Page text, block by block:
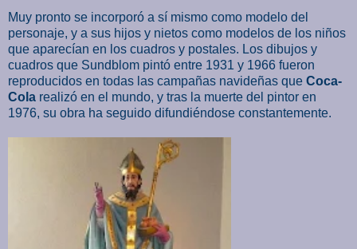
Muy pronto se incorporó a sí mismo como modelo del
personaje, y a sus hijos y nietos como modelos de los niños
que aparecían en los cuadros y postales. Los dibujos y
cuadros que Sundblom pintó entre 1931 y 1966 fueron
reproducidos en todas las campañas navideñas que Coca-
Cola realizó en el mundo, y tras la muerte del pintor en
1976, su obra ha seguido difundiéndose constantemente.